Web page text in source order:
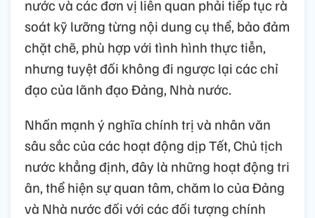
nước và các đơn vị liên quan phải tiếp tục rà
soát kỹ lưỡng từng nội dung cụ thể, bảo đảm
chặt chẽ, phù hợp với tình hình thực tiễn,
nhưng tuyệt đối không đi ngược lại các chỉ
đạo của lãnh đạo Đảng, Nhà nước.
Nhấn mạnh ý nghĩa chính trị và nhân văn
sâu sắc của các hoạt động dịp Tết, Chủ tịch
nước khẳng định, đây là những hoạt động tri
ân, thể hiện sự quan tâm, chăm lo của Đảng
và Nhà nước đối với các đối tượng chính